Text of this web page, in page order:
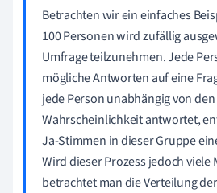
Betrachten wir ein einfaches
100 Personen wird zufällig
Umfrage teilzunehmen. Jede
mögliche Antworten auf eine
jede Person unabhängig von
Wahrscheinlichkeit antwortet,
Ja-Stimmen in dieser Gruppe
Wird dieser Prozess jedoch
betrachtet man die Verteilung